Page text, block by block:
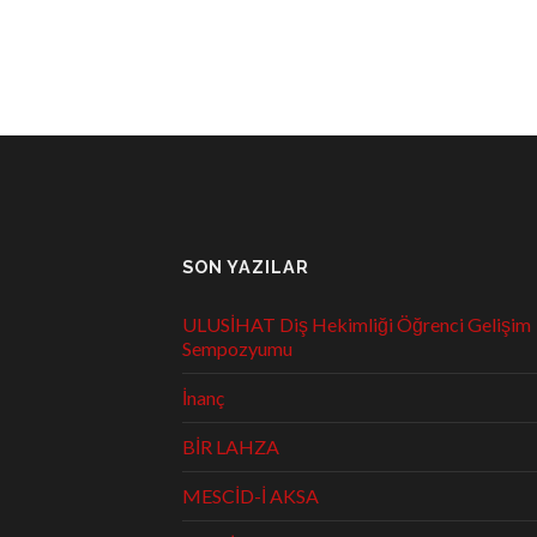
SON YAZILAR
ULUSİHAT Diş Hekimliği Öğrenci Gelişim
Sempozyumu
İnanç
BİR LAHZA
MESCİD-İ AKSA